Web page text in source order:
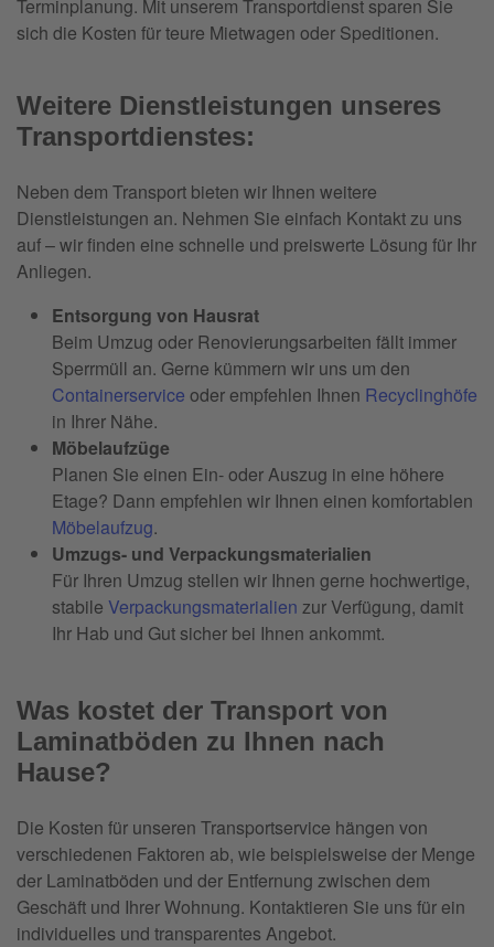
Terminplanung. Mit unserem Transportdienst sparen Sie
sich die Kosten für teure Mietwagen oder Speditionen.
Weitere Dienstleistungen unseres
Transportdienstes:
Neben dem Transport bieten wir Ihnen weitere
Dienstleistungen an. Nehmen Sie einfach Kontakt zu uns
auf – wir finden eine schnelle und preiswerte Lösung für Ihr
Anliegen.
Entsorgung von Hausrat
Beim Umzug oder Renovierungsarbeiten fällt immer
Sperrmüll an. Gerne kümmern wir uns um den
Containerservice oder empfehlen Ihnen Recyclinghöfe
in Ihrer Nähe.
Möbelaufzüge
Planen Sie einen Ein- oder Auszug in eine höhere
Etage? Dann empfehlen wir Ihnen einen komfortablen
Möbelaufzug.
Umzugs- und Verpackungsmaterialien
Für Ihren Umzug stellen wir Ihnen gerne hochwertige,
stabile Verpackungsmaterialien zur Verfügung, damit
Ihr Hab und Gut sicher bei Ihnen ankommt.
Was kostet der Transport von
Laminatböden zu Ihnen nach
Hause?
Die Kosten für unseren Transportservice hängen von
verschiedenen Faktoren ab, wie beispielsweise der Menge
der Laminatböden und der Entfernung zwischen dem
Geschäft und Ihrer Wohnung. Kontaktieren Sie uns für ein
individuelles und transparentes Angebot.